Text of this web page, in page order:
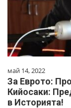
май 14, 2022
За Еврото:
Кийосаки:
в Историята!